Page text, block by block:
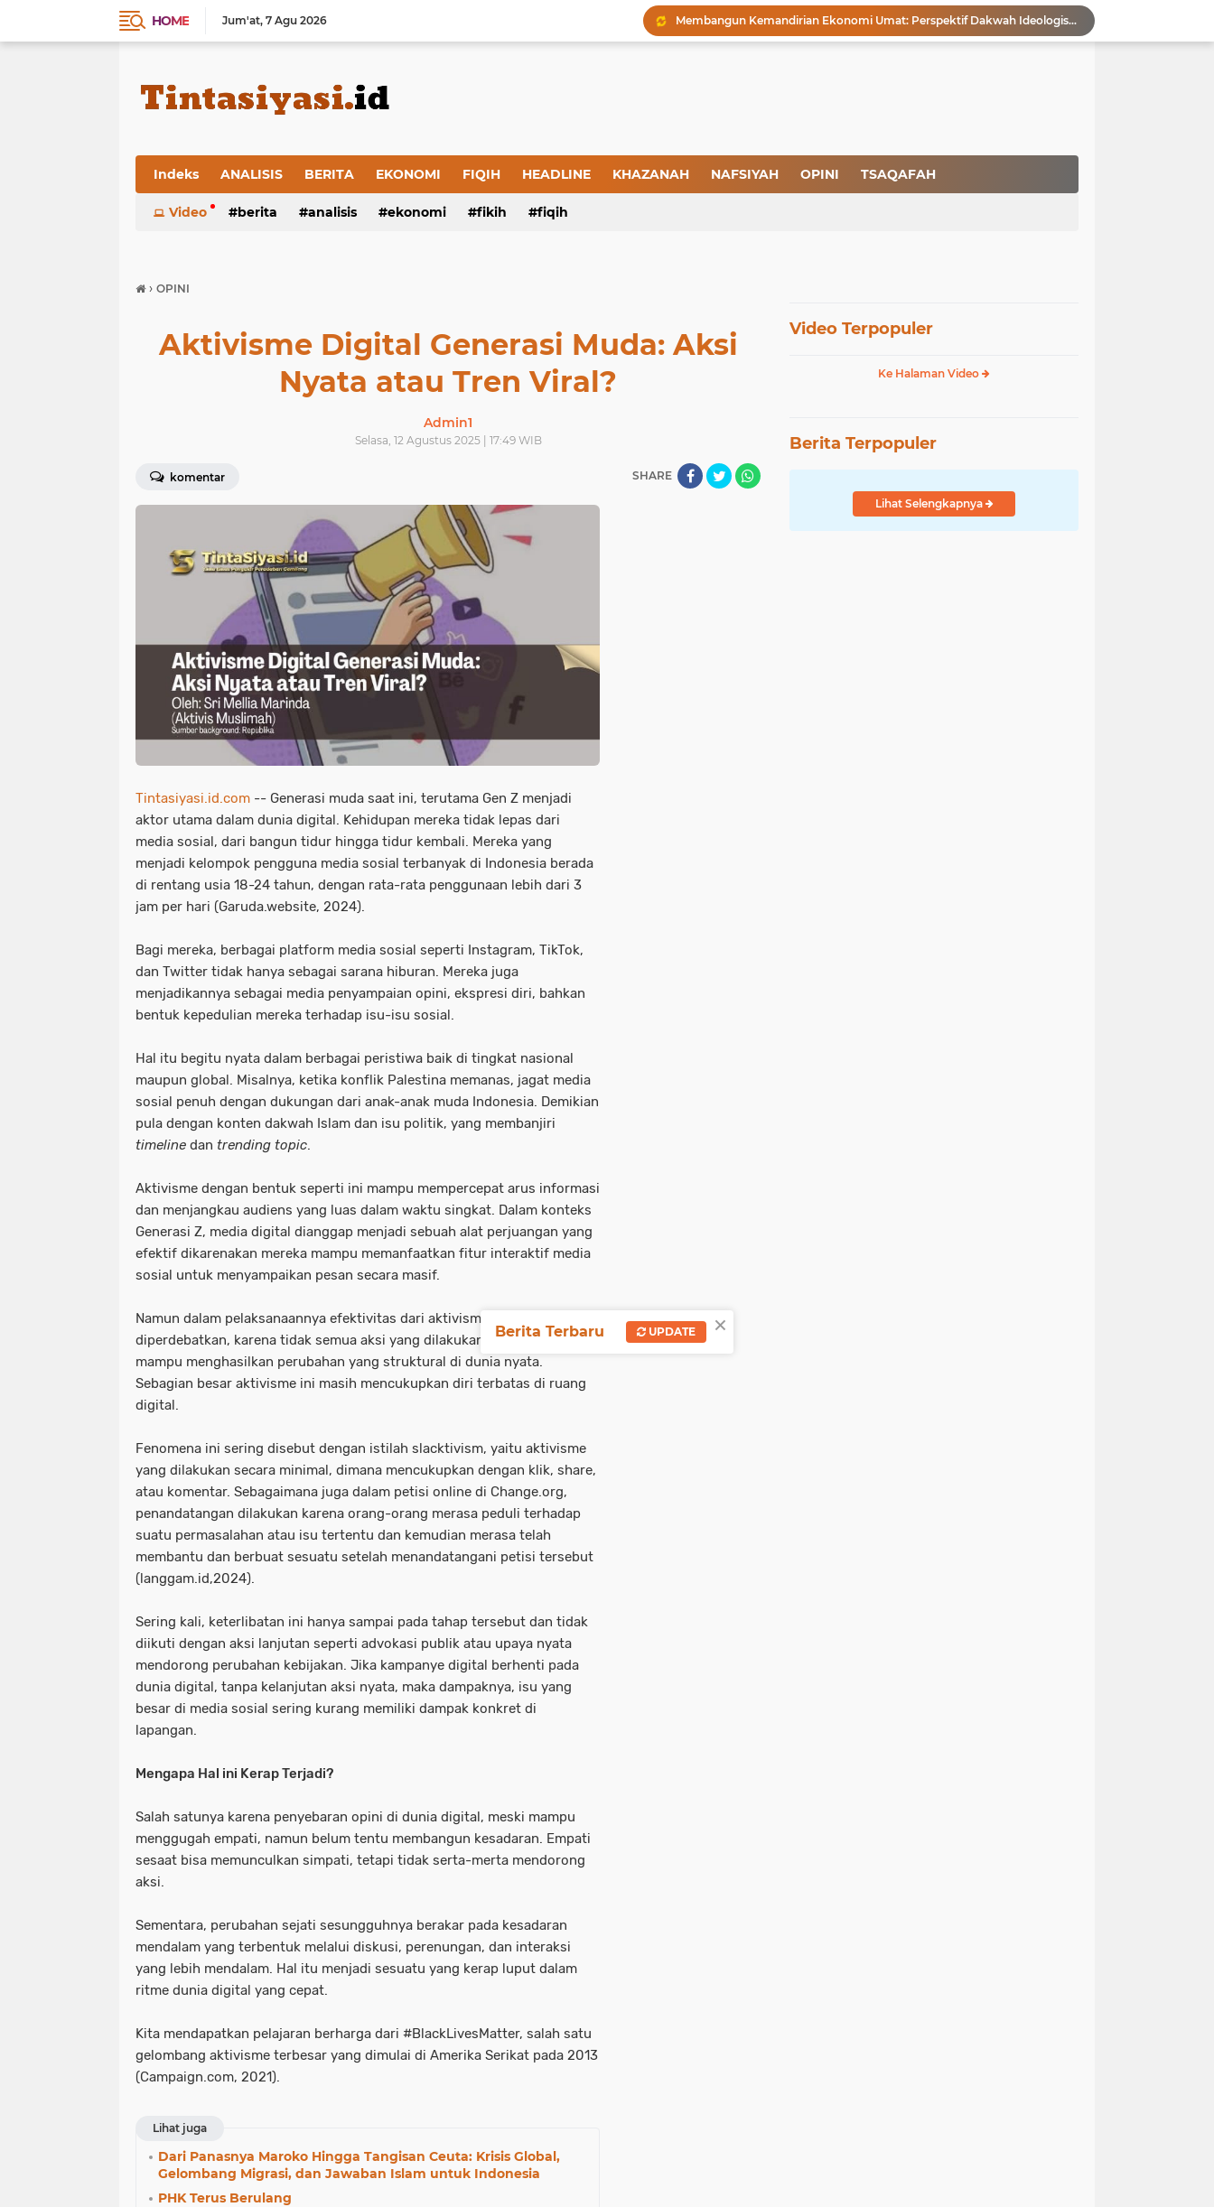
HOME Jum'at 7 Agu 2026
Membangun Kemandirian Ekonomi Umat: Perspektif Dakwah Ideologis–Sufistik dalam Menghadapi Melemahnya Rupiah dan Krisis Ekonomi
Pencegahan HIV dalam Perspektif Islam: Solusi Menyentuh Akar Permasalahan
Kepatuhan atau Pemaksaan Pajak
"Londo Ireng", Saat Hasan Nasbi Membahayakan Presiden
Indeks ANALISIS BERITA EKONOMI FIQIH HEADLINE KHAZANAH NAFSIYAH OPINI TSAQAFAH
Video berita analisis ekonomi fikih fiqih
› OPINI
Aktivisme Digital Generasi Muda: Aksi
Nyata atau Tren Viral?
Admin1
Selasa, 12 Agustus 2025 | 17:49 WIB
komentar SHARE
Tintasiyasi.id.com -- Generasi muda saat ini, terutama Gen Z menjadi
aktor utama dalam dunia digital. Kehidupan mereka tidak lepas dari
media sosial, dari bangun tidur hingga tidur kembali. Mereka yang
menjadi kelompok pengguna media sosial terbanyak di Indonesia berada
di rentang usia 18-24 tahun, dengan rata-rata penggunaan lebih dari 3
jam per hari (Garuda.website, 2024).
Bagi mereka, berbagai platform media sosial seperti Instagram, TikTok,
dan Twitter tidak hanya sebagai sarana hiburan. Mereka juga
menjadikannya sebagai media penyampaian opini, ekspresi diri, bahkan
bentuk kepedulian mereka terhadap isu-isu sosial.
Hal itu begitu nyata dalam berbagai peristiwa baik di tingkat nasional
maupun global. Misalnya, ketika konflik Palestina memanas, jagat media
sosial penuh dengan dukungan dari anak-anak muda Indonesia. Demikian
pula dengan konten dakwah Islam dan isu politik, yang membanjiri
timeline dan trending topic.
Aktivisme dengan bentuk seperti ini mampu mempercepat arus informasi
dan menjangkau audiens yang luas dalam waktu singkat. Dalam konteks
Generasi Z, media digital dianggap menjadi sebuah alat perjuangan yang
efektif dikarenakan mereka mampu memanfaatkan fitur interaktif media
sosial untuk menyampaikan pesan secara masif.
Namun dalam pelaksanaannya efektivitas dari aktivisme ini masih
diperdebatkan, karena tidak semua aksi yang dilakukan secara digital
mampu menghasilkan perubahan yang struktural di dunia nyata.
Sebagian besar aktivisme ini masih mencukupkan diri terbatas di ruang
digital.
Fenomena ini sering disebut dengan istilah slacktivism, yaitu aktivisme
yang dilakukan secara minimal, dimana mencukupkan dengan klik, share,
atau komentar. Sebagaimana juga dalam petisi online di Change.org,
penandatangan dilakukan karena orang-orang merasa peduli terhadap
suatu permasalahan atau isu tertentu dan kemudian merasa telah
membantu dan berbuat sesuatu setelah menandatangani petisi tersebut
(langgam.id,2024).
Sering kali, keterlibatan ini hanya sampai pada tahap tersebut dan tidak
diikuti dengan aksi lanjutan seperti advokasi publik atau upaya nyata
mendorong perubahan kebijakan. Jika kampanye digital berhenti pada
dunia digital, tanpa kelanjutan aksi nyata, maka dampaknya, isu yang
besar di media sosial sering kurang memiliki dampak konkret di
lapangan.
Mengapa Hal ini Kerap Terjadi?
Salah satunya karena penyebaran opini di dunia digital, meski mampu
menggugah empati, namun belum tentu membangun kesadaran. Empati
sesaat bisa memunculkan simpati, tetapi tidak serta-merta mendorong
aksi.
Sementara, perubahan sejati sesungguhnya berakar pada kesadaran
mendalam yang terbentuk melalui diskusi, perenungan, dan interaksi
yang lebih mendalam. Hal itu menjadi sesuatu yang kerap luput dalam
ritme dunia digital yang cepat.
Kita mendapatkan pelajaran berharga dari #BlackLivesMatter, salah satu
gelombang aktivisme terbesar yang dimulai di Amerika Serikat pada 2013
(Campaign.com, 2021).
Lihat juga
Dari Panasnya Maroko Hingga Tangisan Ceuta: Krisis Global,
Gelombang Migrasi, dan Jawaban Islam untuk Indonesia
PHK Terus Berulang
Video Terpopuler
Ke Halaman Video
Berita Terpopuler
Lihat Selengkapnya
×
Berita Terbaru UPDATE